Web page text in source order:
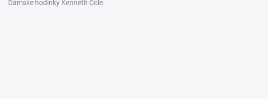
Dámske hodinky Kenneth Cole